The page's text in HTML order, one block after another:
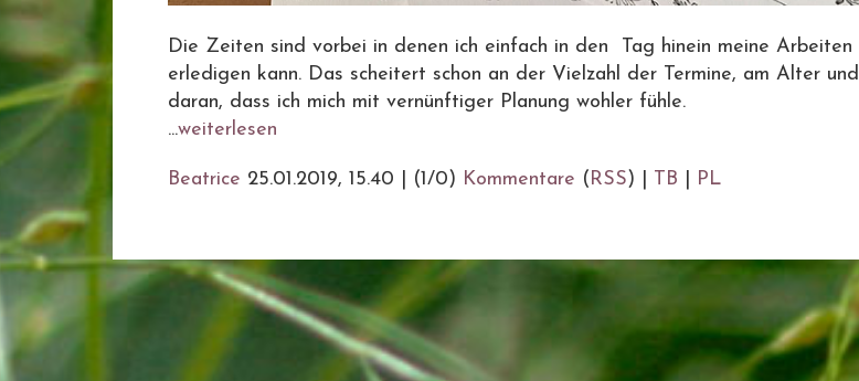
Die Zeiten sind vorbei in denen ich einfach in den Tag hinein meine Arbeiten
erledigen kann. Das scheitert schon an der Vielzahl der Termine, am Alter und
daran, dass ich mich mit vernünftiger Planung wohler fühle.
...weiterlesen
Beatrice 25.01.2019, 15.40 (1/0) Kommentare (RSS) | TB PL